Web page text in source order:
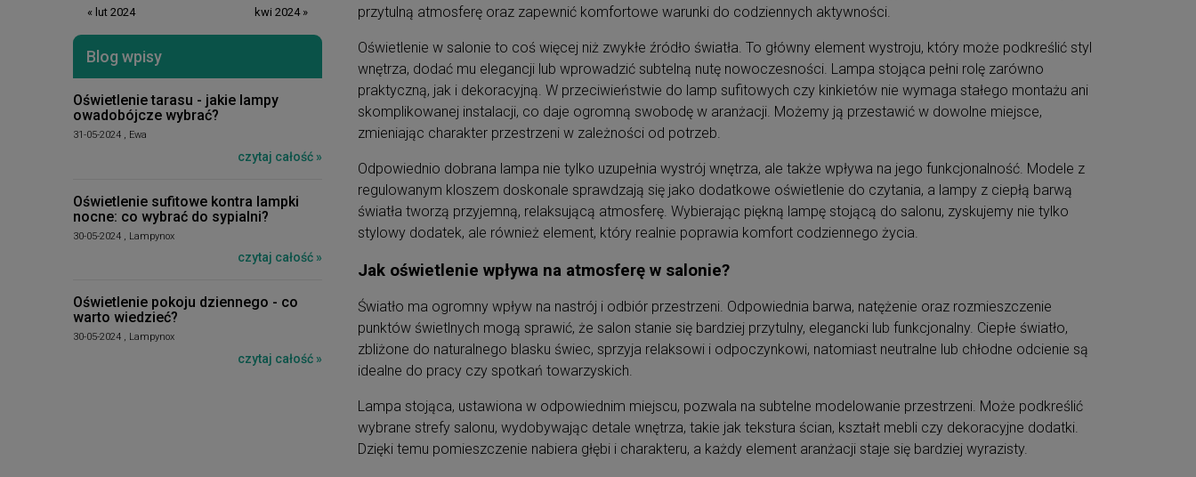
« lut 2024 kwi 2024 »
Blog wpisy
Oświetlenie tarasu - jakie lampy
owadobójcze wybrać?
31-05-2024 , Ewa
czytaj całość »
Oświetlenie sufitowe kontra lampki
nocne: co wybrać do sypialni?
30-05-2024 , Lampynox
czytaj całość »
Oświetlenie pokoju dziennego - co
warto wiedzieć?
30-05-2024 , Lampynox
czytaj całość »
przytulną atmosferę oraz zapewnić komfortowe warunki do codziennych aktywności.
Oświetlenie w salonie to coś więcej niż zwykłe źródło światła. To główny element wystroju, który może podkreślić styl
wnętrza, dodać mu elegancji lub wprowadzić subtelną nutę nowoczesności. Lampa stojąca pełni rolę zarówno
praktyczną, jak i dekoracyjną. W przeciwieństwie do lamp sufitowych czy kinkietów nie wymaga stałego montażu ani
skomplikowanej instalacji, co daje ogromną swobodę w aranżacji. Możemy ją przestawić w dowolne miejsce,
zmieniając charakter przestrzeni w zależności od potrzeb.
Odpowiednio dobrana lampa nie tylko uzupełnia wystrój wnętrza, ale także wpływa na jego funkcjonalność. Modele z
regulowanym kloszem doskonale sprawdzają się jako dodatkowe oświetlenie do czytania, a lampy z ciepłą barwą
światła tworzą przyjemną, relaksującą atmosferę. Wybierając piękną lampę stojącą do salonu, zyskujemy nie tylko
stylowy dodatek, ale również element, który realnie poprawia komfort codziennego życia.
Jak oświetlenie wpływa na atmosferę w salonie?
Światło ma ogromny wpływ na nastrój i odbiór przestrzeni. Odpowiednia barwa, natężenie oraz rozmieszczenie
punktów świetlnych mogą sprawić, że salon stanie się bardziej przytulny, elegancki lub funkcjonalny. Ciepłe światło,
zbliżone do naturalnego blasku świec, sprzyja relaksowi i odpoczynkowi, natomiast neutralne lub chłodne odcienie są
idealne do pracy czy spotkań towarzyskich.
Lampa stojąca, ustawiona w odpowiednim miejscu, pozwala na subtelne modelowanie przestrzeni. Może podkreślić
wybrane strefy salonu, wydobywając detale wnętrza, takie jak tekstura ścian, kształt mebli czy dekoracyjne dodatki.
Dzięki temu pomieszczenie nabiera głębi i charakteru, a każdy element aranżacji staje się bardziej wyrazisty.